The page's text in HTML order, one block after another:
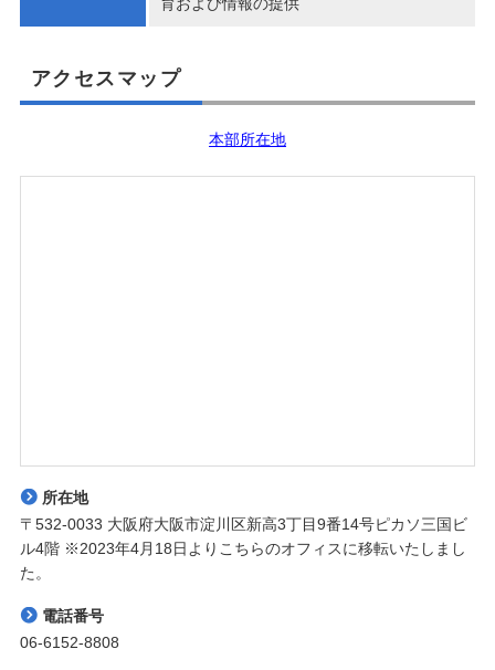
アクセスマップ
本部所在地
所在地
〒532-0033 大阪府大阪市淀川区新高3丁目9番14号ピカソ三国ビ
ル4階 ※2023年4月18日よりこちらのオフィスに移転いたしまし
た。
電話番号
06-6152-8808